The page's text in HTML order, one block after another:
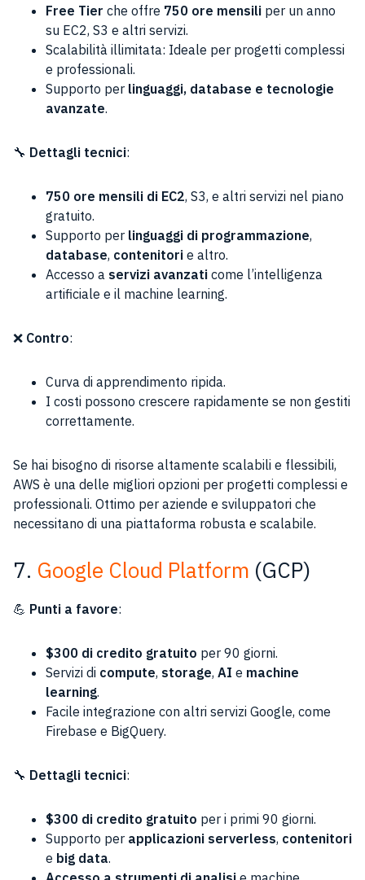
Free Tier che offre 750 ore mensili per un anno
su EC2, S3 e altri servizi.
Scalabilità illimitata: Ideale per progetti complessi
e professionali.
Supporto per linguaggi, database e tecnologie
avanzate.
🔧 Dettagli tecnici:
750 ore mensili di EC2, S3, e altri servizi nel piano
gratuito.
Supporto per linguaggi di programmazione,
database, contenitori e altro.
Accesso a servizi avanzati come l’intelligenza
artificiale e il machine learning.
❌ Contro:
Curva di apprendimento ripida.
I costi possono crescere rapidamente se non gestiti
correttamente.
Se hai bisogno di risorse altamente scalabili e flessibili,
AWS è una delle migliori opzioni per progetti complessi e
professionali. Ottimo per aziende e sviluppatori che
necessitano di una piattaforma robusta e scalabile.
7. Google Cloud Platform (GCP)
💪 Punti a favore:
$300 di credito gratuito per 90 giorni.
Servizi di compute, storage, AI e machine
learning.
Facile integrazione con altri servizi Google, come
Firebase e BigQuery.
🔧 Dettagli tecnici:
$300 di credito gratuito per i primi 90 giorni.
Supporto per applicazioni serverless, contenitori
e big data.